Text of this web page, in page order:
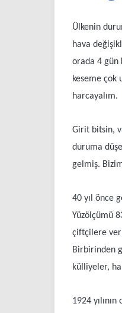
Ülkenin
hava
orada 4 gün
keseme çok
harcayalım.
Girit bitsin,
duruma
gelmiş.
40 yıl önce
Yüzölçümü
çiftçilere
Birbirinden
külliyeler,
1924